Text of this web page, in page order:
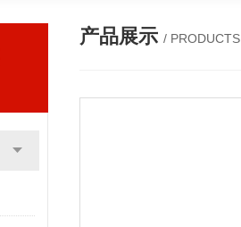
产品展示 / PRODUCTS